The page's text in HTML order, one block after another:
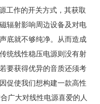
工作的开关方式，其获取
辐射影响周边设备及对电
底就不够纯净。从而造成
统线性稳压电源则没有射
要获得优异的音质还须考
促使我们想构建一款高性
广大对线性电源喜爱的人